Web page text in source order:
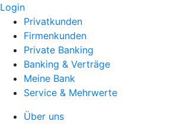
Login
Privatkunden
Firmenkunden
Private Banking
Banking & Verträge
Meine Bank
Service & Mehrwerte
Über uns